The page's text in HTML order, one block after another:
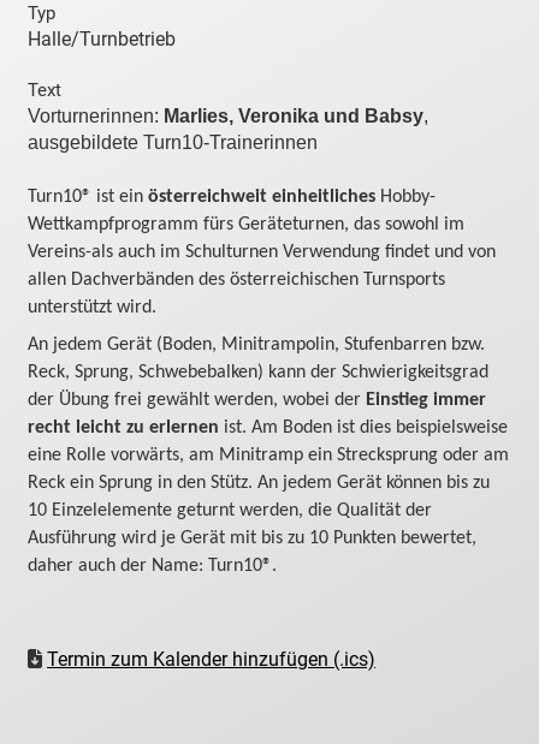
Typ
Halle/Turnbetrieb
Text
Vorturnerinnen: Marlies, Veronika und Babsy,
ausgebildete Turn10-Trainerinnen
Turn10® ist ein österreichweit einheitliches Hobby-
Wettkampfprogramm fürs Geräteturnen, das sowohl im
Vereins-als auch im Schulturnen Verwendung findet und von
allen Dachverbänden des österreichischen Turnsports
unterstützt wird.
An jedem Gerät (Boden, Minitrampolin, Stufenbarren bzw.
Reck, Sprung, Schwebebalken) kann der Schwierigkeitsgrad
der Übung frei gewählt werden, wobei der Einstieg immer
recht leicht zu erlernen ist. Am Boden ist dies beispielsweise
eine Rolle vorwärts, am Minitramp ein Strecksprung oder am
Reck ein Sprung in den Stütz. An jedem Gerät können bis zu
10 Einzelelemente geturnt werden, die Qualität der
Ausführung wird je Gerät mit bis zu 10 Punkten bewertet,
daher auch der Name: Turn10®.
Termin zum Kalender hinzufügen (.ics)